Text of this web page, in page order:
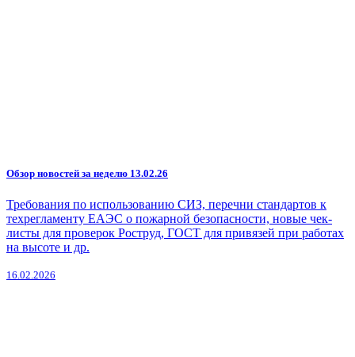
Обзор новостей за неделю 13.02.26
Требования по использованию СИЗ, перечни стандартов к
техрегламенту ЕАЭС о пожарной безопасности, новые чек-
листы для проверок Роструд, ГОСТ для привязей при работах
на высоте и др.
16.02.2026